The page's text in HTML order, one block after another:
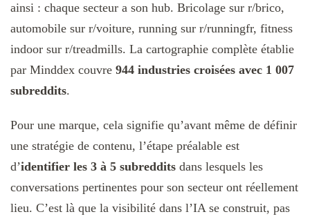
ainsi : chaque secteur a son hub. Bricolage sur r/brico,
automobile sur r/voiture, running sur r/runningfr, fitness
indoor sur r/treadmills. La cartographie complète établie
par Minddex couvre 944 industries croisées avec 1 007
subreddits.
Pour une marque, cela signifie qu’avant même de définir
une stratégie de contenu, l’étape préalable est
d’identifier les 3 à 5 subreddits dans lesquels les
conversations pertinentes pour son secteur ont réellement
lieu. C’est là que la visibilité dans l’IA se construit, pas